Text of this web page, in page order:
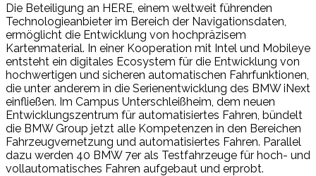
Die Beteiligung an HERE, einem weltweit führenden
Technologieanbieter im Bereich der Navigationsdaten,
ermöglicht die Entwicklung von hochpräzisem
Kartenmaterial. In einer Kooperation mit Intel und Mobileye
entsteht ein digitales Ecosystem für die Entwicklung von
hochwertigen und sicheren automatischen Fahrfunktionen,
die unter anderem in die Serienentwicklung des BMW iNext
einfließen. Im Campus Unterschleißheim, dem neuen
Entwicklungszentrum für automatisiertes Fahren, bündelt
die BMW Group jetzt alle Kompetenzen in den Bereichen
Fahrzeugvernetzung und automatisiertes Fahren. Parallel
dazu werden 40 BMW 7er als Testfahrzeuge für hoch- und
vollautomatisches Fahren aufgebaut und erprobt.